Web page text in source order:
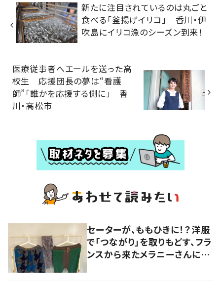
新たに注目されているのは丸ごと
食べる「釜揚げイリコ」 香川・伊
吹島にイリコ漁のシーズン到来！
医療従事者へエールを送った高
校生 応援団長の夢は“看護
師”「誰かを応援する側に」 香
川・高松市
セーターが、ももひきに！？洋服
で「つながり」を取りもどす、フラ
ンスから来たメラニーさんに学